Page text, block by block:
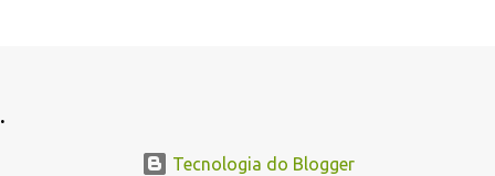
.
Tecnologia do Blogger